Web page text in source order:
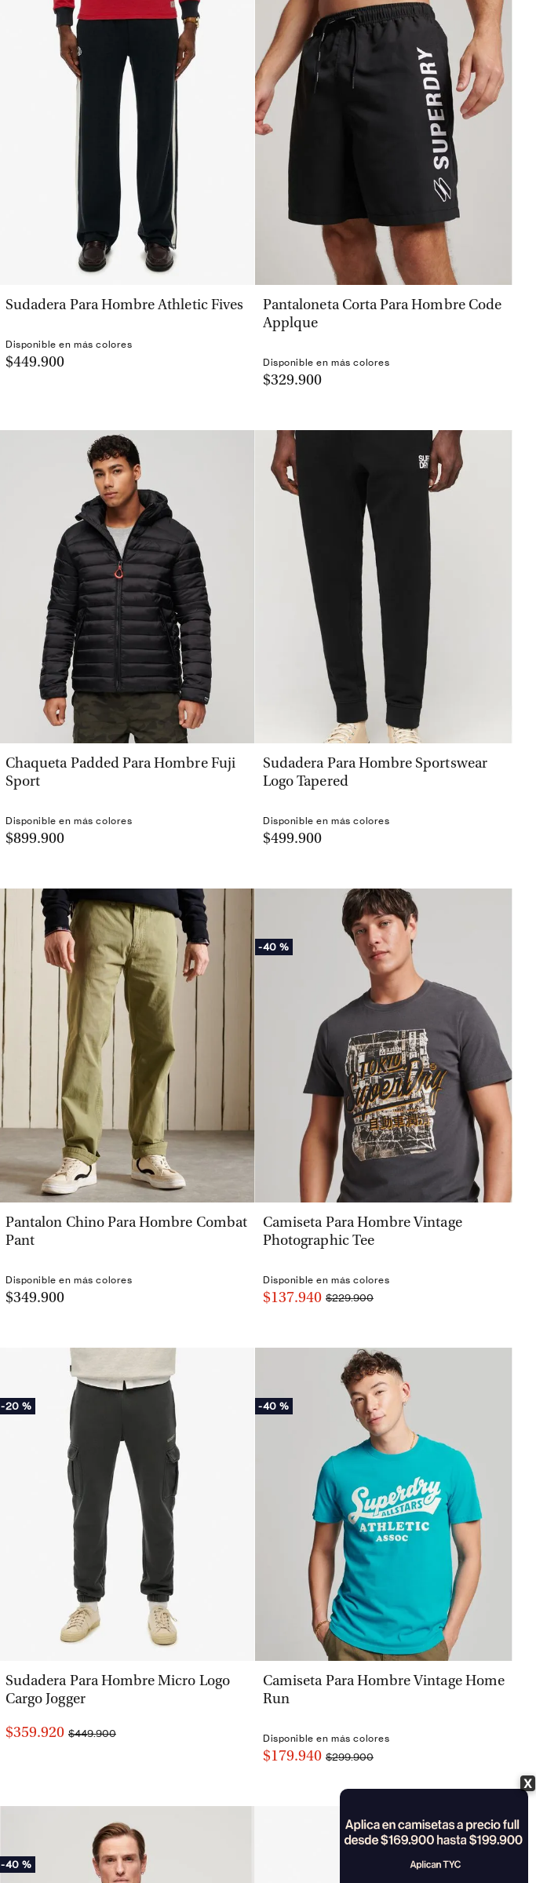
X
VISTA RÁPIDA
Sudadera Para Hombre Athletic Fives
Disponible en más colores
$449.900
VISTA RÁPIDA
Pantaloneta Corta Para Hombre Code
Applque
Disponible en más colores
$329.900
VISTA RÁPIDA
Chaqueta Padded Para Hombre Fuji
Sport
Disponible en más colores
$899.900
VISTA RÁPIDA
Sudadera Para Hombre Sportswear
Logo Tapered
Disponible en más colores
$499.900
VISTA RÁPIDA
Pantalon Chino Para Hombre Combat
Pant
Disponible en más colores
$349.900
-40 %
VISTA RÁPIDA
Camiseta Para Hombre Vintage
Photographic Tee
Disponible en más colores
$137.940 $229.900
-20 %
VISTA RÁPIDA
Sudadera Para Hombre Micro Logo
Cargo Jogger
$359.920 $449.900
-40 %
VISTA RÁPIDA
Camiseta Para Hombre Vintage Home
Run
Disponible en más colores
$179.940 $299.900
-40 %